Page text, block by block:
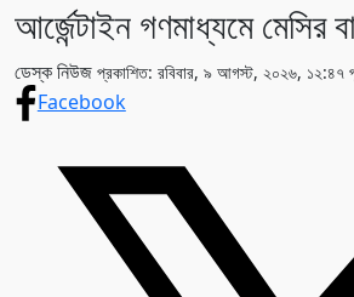
আর্জেন্টাইন গণমাধ্যমে মেসির
ডেস্ক নিউজ প্রকাশিত: রবিবার, ৯ আগস্ট, ২০২৬, ১২:৪৭
Facebook